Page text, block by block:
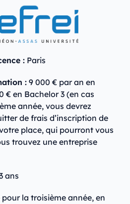
: Paris
: 9 000 € par an en
€ en Bachelor 3 (en cas
année, vous devrez
de frais d’inscription de
place, qui pourront vous
trouvez une entreprise
ans
pour la troisième année, en